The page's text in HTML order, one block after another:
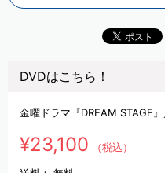
DVDはこちら！
金曜ドラマ『DREAM STAGE
¥23,100 （税込）